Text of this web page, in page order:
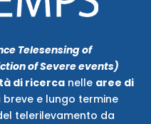
Telesensing of
of Severe events)
di ricerca nelle aree di
breve e lungo termine
telerilevamento da